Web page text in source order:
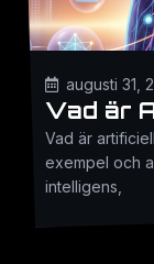
augusti 31,
Vad är
Vad är
exempel och
intelligens,